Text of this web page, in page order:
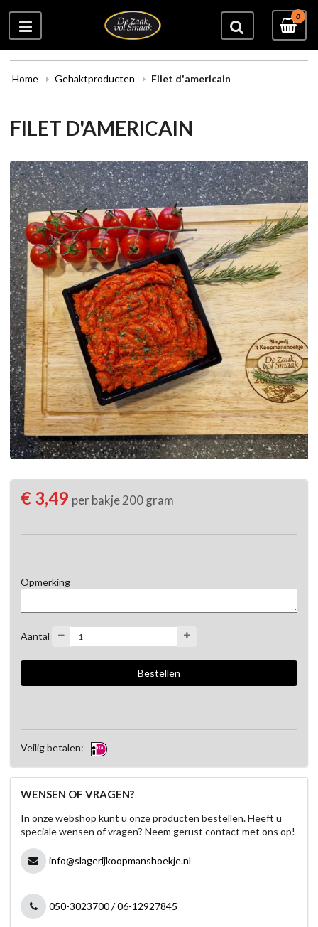
0
Home Gehaktproducten Filet d'americain
FILET D'AMERICAIN
€ 3,49 per bakje 200 gram
Opmerking
Aantal
Veilig betalen:
WENSEN OF VRAGEN?
In onze webshop kunt u onze producten bestellen. Heeft u
speciale wensen of vragen? Neem gerust contact met ons op!
info@slagerijkoopmanshoekje.nl
050-3023700 / 06-12927845